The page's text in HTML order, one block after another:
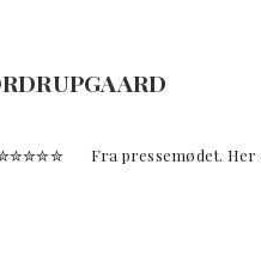
✮✮✮✮✮ Fra pressemødet.